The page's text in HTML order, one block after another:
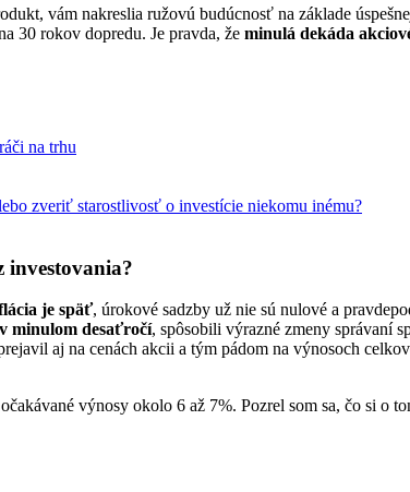
vám nakreslia ružovú budúcnosť na základe
30 rokov dopredu. Je pravda, že minulá dekáda
na trhu
zveriť starostlivosť o investície niekomu inému?
investovania?
je späť, úrokové sadzby už nie sú nulové a
minulom desaťročí, spôsobili výrazné zmeny správaní
aj na cenách akcii a tým pádom na výnosoch
výnosy okolo 6 až 7%. Pozrel som sa, čo si